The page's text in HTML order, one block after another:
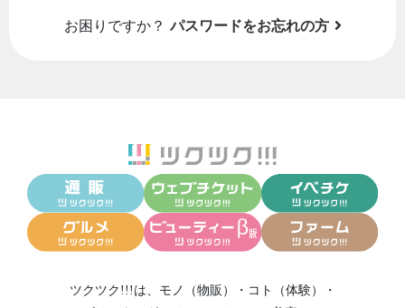
お困りですか？ パスワードをお忘れの方
ツクツク!!!は、 モノ（物販） ・ コト（体験）
・